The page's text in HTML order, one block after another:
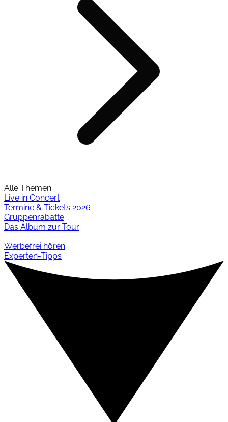
Alle Themen
Live in Concert
Termine & Tickets 2026
Gruppenrabatte
Das Album zur Tour
Werbefrei hören
Experten-Tipps